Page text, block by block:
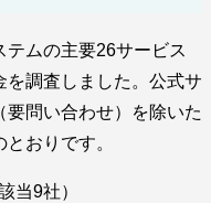
ムの主要26サービス
調査しました。公式サ
問い合わせ）を除いた
おりです。
該当9社）